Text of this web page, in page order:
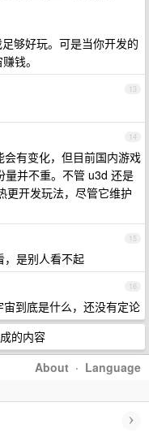
够好玩。可是当你开发的
钱。
13
14
有变化，但目前国内游戏
量并不重。不管 u3d 还是
更开发玩法，尽管它维护
15
，是别人看不起
16
到底是什么，还没有定论
的内容
About · Language
›